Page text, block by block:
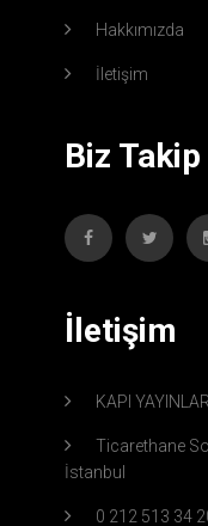
Hakkımızda
İletişim
Biz Takip
İletişim
KAPI YAYINLARI
Ticarethane
İstanbul
0 212 513 34